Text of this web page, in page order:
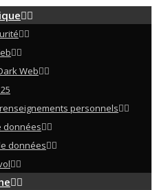
Web
personnels
données
données